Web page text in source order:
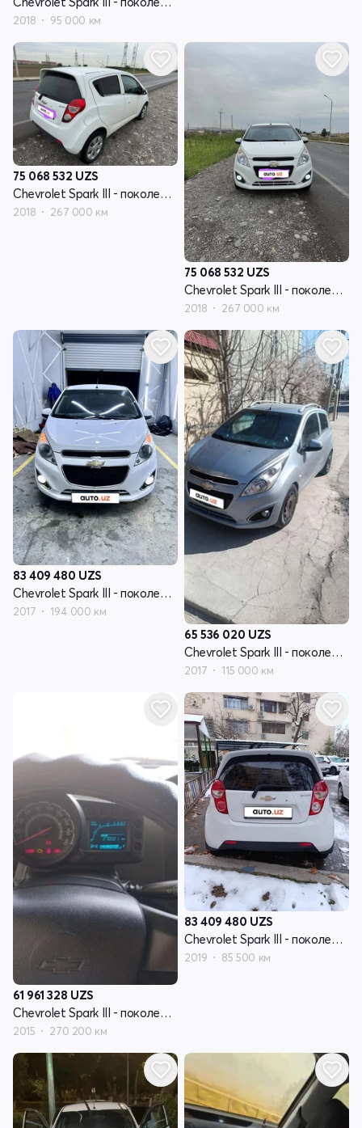
2018 95 000 км
75 068 532 UZS
Chevrolet Spark III - поколение
2018 267 000 км
75 068 532 UZS
Chevrolet Spark III - поколение
2018 267 000 км
83 409 480 UZS
Chevrolet Spark III - поколение
2017 194 000 км
65 536 020 UZS
Chevrolet Spark III - поколение
2017 115 000 км
61 961 328 UZS
Chevrolet Spark III - поколение
2015 270 200 км
83 409 480 UZS
Chevrolet Spark III - поколение
2019 85 500 км